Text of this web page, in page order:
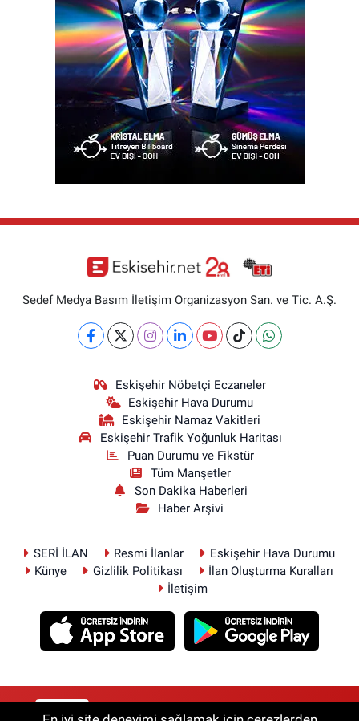
Sedef Medya Basım İletişim Organizasyon San. ve Tic. A.Ş.
Eskişehir Nöbetçi Eczaneler
Eskişehir Hava Durumu
Eskişehir Namaz Vakitleri
Eskişehir Trafik Yoğunluk Haritası
Puan Durumu ve Fikstür
Tüm Manşetler
Son Dakika Haberleri
Haber Arşivi
SERİ İLAN Resmi İlanlar
Eskişehir Hava Durumu
Künye
Gizlilik Politikası
İlan Oluşturma Kuralları
İletişim
RSS Copyright © 2026. Her hakkı saklıdır.